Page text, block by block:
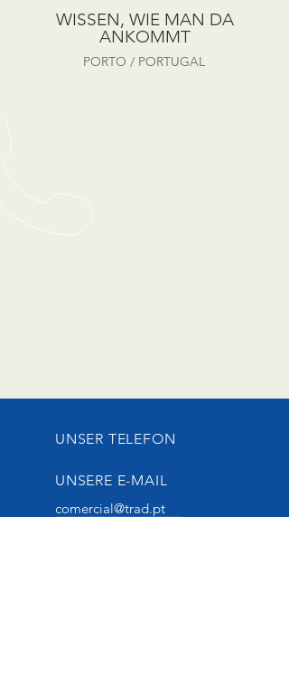
WISSEN, WIE MAN DA
ANKOMMT
PORTO / PORTUGAL
UNSER TELEFON
UNSERE E-MAIL
comercial@trad.pt